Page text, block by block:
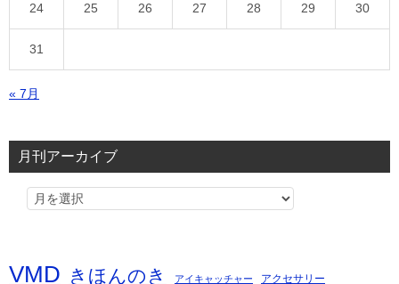
24 25 26 27 28 29 30
31
« 7月
月刊アーカイブ
VMD きほんのき アイキャッチャー アクセサリー